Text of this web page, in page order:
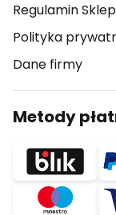
Regulamin
Polityka
Dane firmy
Metody